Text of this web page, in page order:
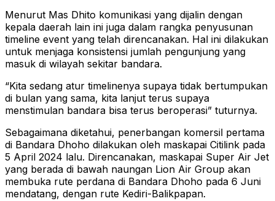
Menurut Mas Dhito komunikasi yang dijalin dengan
kepala daerah lain ini juga dalam rangka penyusunan
timeline event yang telah direncanakan. Hal ini dilakukan
untuk menjaga konsistensi jumlah pengunjung yang
masuk di wilayah sekitar bandara.
“Kita sedang atur timelinenya supaya tidak bertumpukan
di bulan yang sama, kita lanjut terus supaya
menstimulan bandara bisa terus beroperasi” tuturnya.
Sebagaimana diketahui, penerbangan komersil pertama
di Bandara Dhoho dilakukan oleh maskapai Citilink pada
5 April 2024 lalu. Direncanakan, maskapai Super Air Jet
yang berada di bawah naungan Lion Air Group akan
membuka rute perdana di Bandara Dhoho pada 6 Juni
mendatang, dengan rute Kediri-Balikpapan.